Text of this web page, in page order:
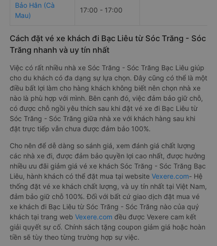
Bảo Hân (Cà
Mau)
17:00 - 17:00
Cách đặt vé xe khách đi Bạc Liêu từ Sóc Trăng - Sóc
Trăng nhanh và uy tín nhất
Việc có rất nhiều nhà xe Sóc Trăng - Sóc Trăng Bạc Liêu giúp
cho du khách có đa dạng sự lựa chọn. Đây cũng có thể là một
điều bất lợi làm cho hàng khách không biết nên chọn nhà xe
nào là phù hợp với mình. Bên cạnh đó, việc đảm bảo giữ chỗ,
có được chỗ ngồi yêu thích sau khi đặt vé xe đi Bạc Liêu từ
Sóc Trăng - Sóc Trăng giữa nhà xe với khách hàng sau khi
đặt trực tiếp vẫn chưa được đảm bảo 100%.
Cho nên để dễ dàng so sánh giá, xem đánh giá chất lượng
các nhà xe đi, được đảm bảo quyền lợi cao nhất, được hưởng
nhiều ưu đãi giảm giá vé xe khách Sóc Trăng - Sóc Trăng Bạc
Liêu, hành khách có thể đặt mua tại website Vexere.com- Hệ
thống đặt vé xe khách chất lượng, và uy tín nhất tại Việt Nam,
đảm bảo giữ chỗ 100%. Đối với bất cứ giao dịch đặt mua vé
xe khách đi Bạc Liêu từ Sóc Trăng - Sóc Trăng nào của quý
khách tại trang web Vexere.com đều được Vexere cam kết
giải quyết sự cố. Chính sách tặng coupon giảm giá hoặc hoàn
tiền sẽ tùy theo từng trường hợp sự việc.